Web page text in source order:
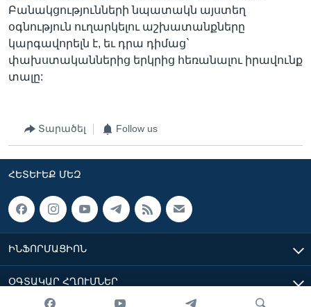
Բանակցությունների նպատակն այստեղ
օգնություն ուղարկելու աշխատանքները
կարգավորելն է, եւ դրա դիմաց`
փախստականներից երկրից հեռանալու իրավունք
տալը:
Տարածել Follow us
ՀԵՏԵՒԵՔ ՄԵԶ
ԻՆՖՈՐՄԱՑԻՈՆ
ՕԳՏԱԿԱՐ ՀՂՈՒՄՆԵՐ